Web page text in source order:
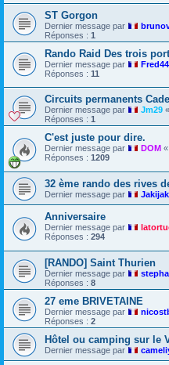
ST Gorgon
Dernier message par
Réponses : 1
Rando Raid Des trois
Dernier message par Fred44
Réponses : 11
Circuits permanents
Dernier message par Jm29 «
Réponses : 1
C'est juste pour dire.
Dernier message par DOM «
Réponses : 1209
32 ème rando des rives
Dernier message par
Anniversaire
Dernier message par
Réponses : 294
[RANDO] Saint Thurien
Dernier message par
Réponses : 8
27 eme BRIVETAINE
Dernier message par
Réponses : 2
Hôtel ou camping sur le
Dernier message par